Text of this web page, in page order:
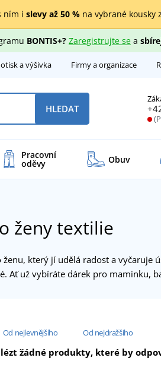
ním i slevy až 50 %na vybrané kousky
BONTIS+? Zaregistrujte sea
a výšivka Firmy a organizace
HLEDAT
Pracovní
oděvy Obuv
ženy textilie
který jí udělá radost a vyčaruje
Ať už vybíráte dárek pro maminku,
Od nejlevnějšího Od nejdražšího
žádné produkty, které by